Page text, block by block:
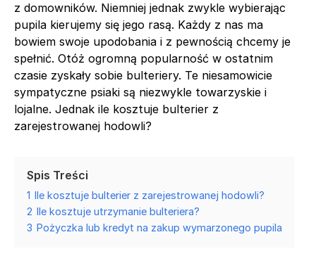
z domowników. Niemniej jednak zwykle wybierając
pupila kierujemy się jego rasą. Każdy z nas ma
bowiem swoje upodobania i z pewnością chcemy je
spełnić. Otóż ogromną popularność w ostatnim
czasie zyskały sobie bulteriery. Te niesamowicie
sympatyczne psiaki są niezwykle towarzyskie i
lojalne. Jednak ile kosztuje bulterier z
zarejestrowanej hodowli?
Spis Treści
1 Ile kosztuje bulterier z zarejestrowanej hodowli?
2 Ile kosztuje utrzymanie bulteriera?
3 Pożyczka lub kredyt na zakup wymarzonego pupila